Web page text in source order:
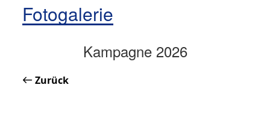
Fotogalerie
Kampagne 2026
Zurück